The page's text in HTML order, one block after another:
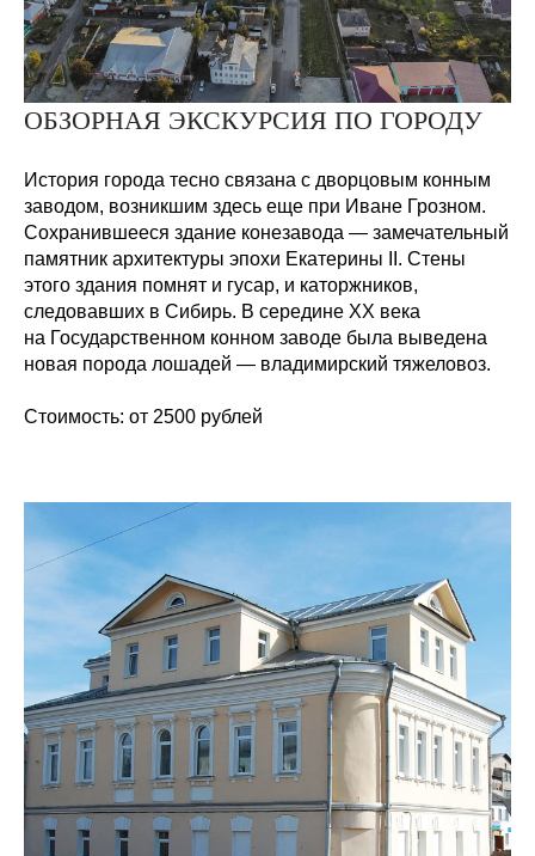
ОБЗОРНАЯ ЭКСКУРСИЯ ПО ГОРОДУ
История города тесно связана с дворцовым конным
заводом, возникшим здесь еще при Иване Грозном.
Сохранившееся здание конезавода — замечательный
памятник архитектуры эпохи Екатерины II. Стены
этого здания помнят и гусар, и каторжников,
следовавших в Сибирь. В середине XX века
на Государственном конном заводе была выведена
новая порода лошадей — владимирский тяжеловоз.
Стоимость: от 2500 рублей